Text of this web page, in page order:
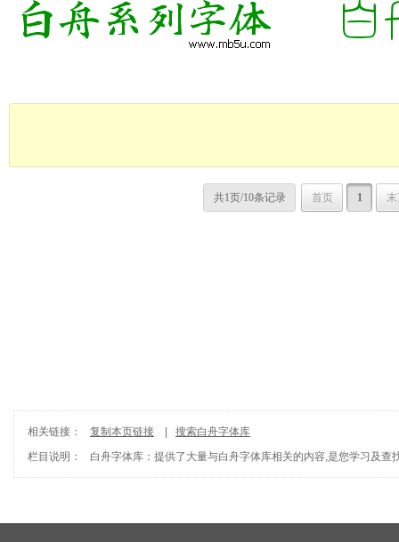
共1页/10条记录 首页 1 末
相关链接： 复制本页链接
搜索白舟字体库
栏目说明：
白舟字体库 ：提供了大量与白舟字体库相关的内容,是您学习及查